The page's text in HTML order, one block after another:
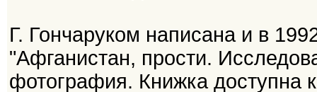
Г. Гончаруком написана и в
"Афганистан, прости.
фотография. Книжка доступна